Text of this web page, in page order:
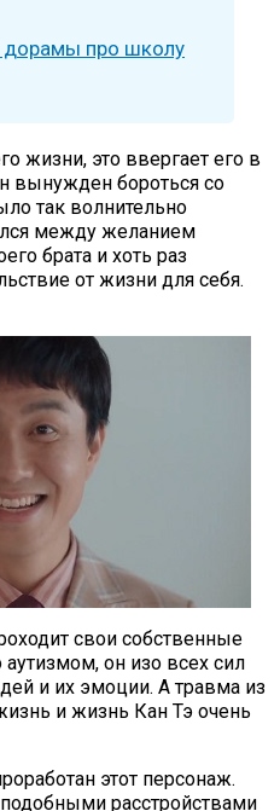
дорамы про школу
жизни, это ввергает его в
вынужден бороться со
так волнительно
между желанием
брата и хоть раз
от жизни для себя.
свои собственные
он изо всех сил
и их эмоции. А травма из
и жизнь Кан Тэ очень
этот персонаж.
расстройствами